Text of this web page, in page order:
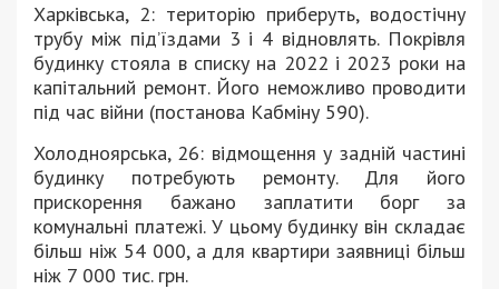
Харківська, 2: територію приберуть, водостічну
трубу між під’їздами 3 і 4 відновлять. Покрівля
будинку стояла в списку на 2022 і 2023 роки на
капітальний ремонт. Його неможливо проводити
під час війни (постанова Кабміну 590).
Холодноярська, 26: відмощення у задній частині
будинку потребують ремонту. Для його
прискорення бажано заплатити борг за
комунальні платежі. У цьому будинку він складає
більш ніж 54 000, а для квартири заявниці більш
ніж 7 000 тис. грн.